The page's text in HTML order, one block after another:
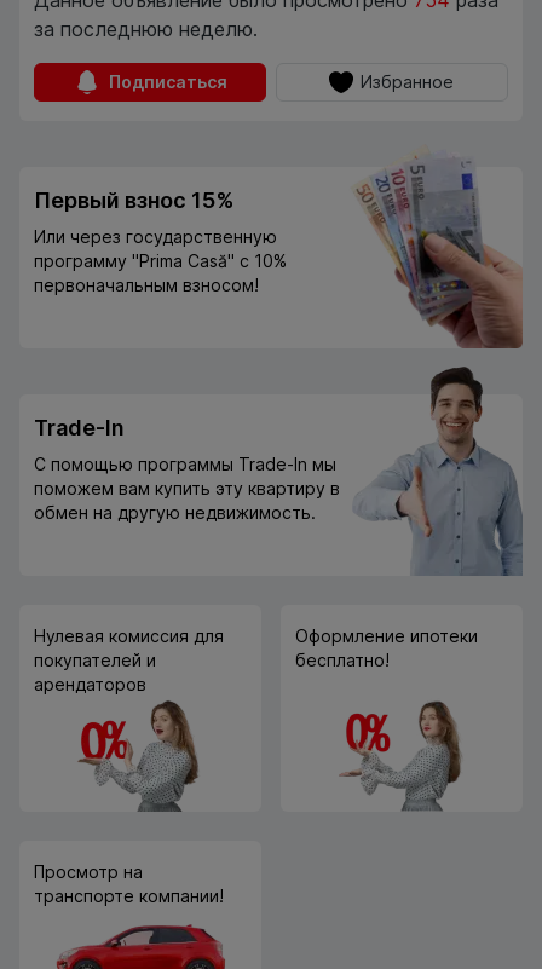
за последнюю неделю.
Подписаться Избранное
Первый взнос 15%
Или через государственную
программу "Prima Casă" с 10%
первоначальным взносом!
Trade-In
С помощью программы Trade-In мы
поможем вам купить эту квартиру в
обмен на другую недвижимость.
Нулевая комиссия для
покупателей и
арендаторов
Оформление ипотеки
бесплатно!
Просмотр на
транспорте компании!